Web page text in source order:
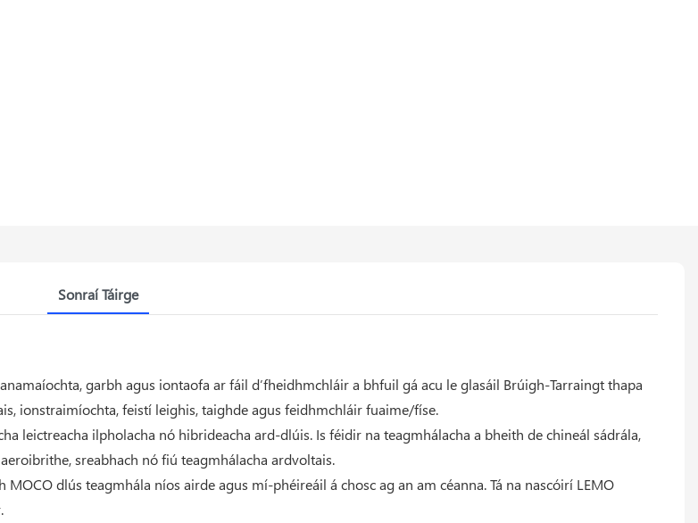
Sonraí Táirge
garbh agus iontaofa ar fáil d’fheidhmchláir a bhfuil gá acu le glasáil Brúigh-Tarraingt thapa
ionstraimíochta, feistí leighis, taighde agus feidhmchláir fuaime/físe.
leictreacha ilpholacha nó hibrideacha ard-dlúis. Is féidir na teagmhálacha a bheith de chineál sádrála,
sreabhach nó fiú teagmhálacha ardvoltais.
dlús teagmhála níos airde agus mí-phéireáil á chosc ag an am céanna. Tá na nascóirí LEMO